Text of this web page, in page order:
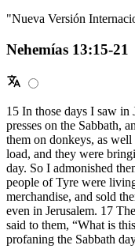
"Nueva Versión
Nehemías 13:15-21
15 In those days I saw
presses on the Sabbath,
them on donkeys, as
load, and they were
day. So I admonished
people of Tyre were
merchandise, and sold
even in Jerusalem. 17
said to them, “What is
profaning the Sabbath